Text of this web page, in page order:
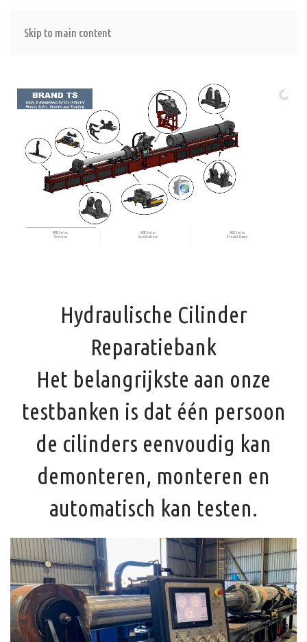
Skip to main content
MCB Series
Overview
MCB Series
Specifications
MCB Series
Product Range
Hydraulische Cilinder
Reparatiebank
Het belangrijkste aan onze
testbanken is dat één persoon
de cilinders eenvoudig kan
demonteren, monteren en
automatisch kan testen.